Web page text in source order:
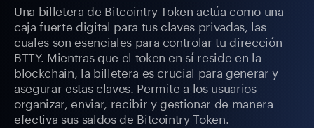
Una billetera de Bitcointry Token actúa como una
caja fuerte digital para tus claves privadas, las
cuales son esenciales para controlar tu dirección
BTTY. Mientras que el token en sí reside en la
blockchain, la billetera es crucial para generar y
asegurar estas claves. Permite a los usuarios
organizar, enviar, recibir y gestionar de manera
efectiva sus saldos de Bitcointry Token.